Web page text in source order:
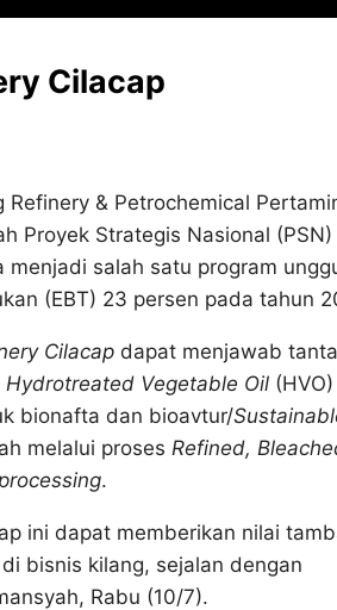
Cilacap
& Petrochemical
Proyek Strategis Nasional (PSN)
salah satu program
(EBT) 23 persen pada tahun
Cilacap dapat menjawab
Hydrotreated Vegetable Oil
bionafta dan bioavtur/
melalui proses Refined,
.
ini dapat memberikan nilai
bisnis kilang, sejalan dengan
Rabu (10/7).